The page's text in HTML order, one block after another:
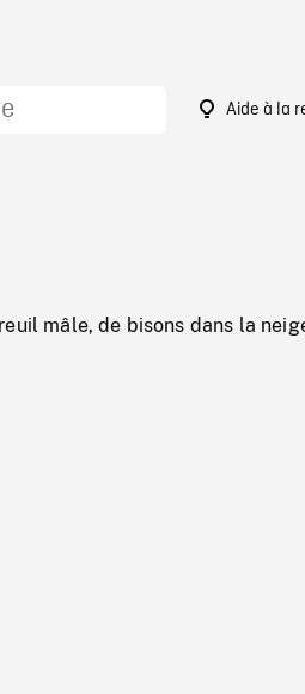
Aide à la
mâle, de bisons dans la